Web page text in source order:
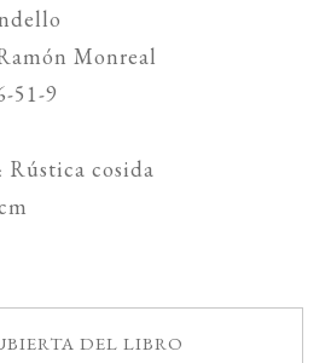
Monreal
51-9
Rústica cosida
DEL LIBRO